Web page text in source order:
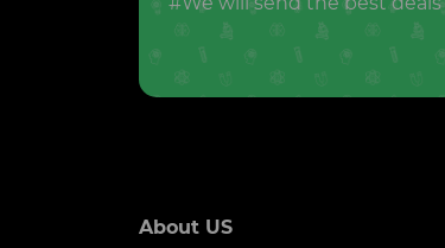
About US